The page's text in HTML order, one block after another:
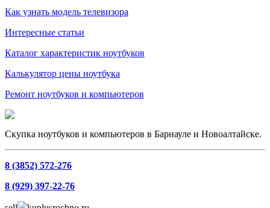
Как узнать модель телевизора
Интересные статьи
Каталог характеристик ноутбуков
Калькулятор цены ноутбука
Ремонт ноутбуков и компьютеров
Скупка ноутбуков и компьютеров в Барнауле и Новоалтайске.
8 (3852) 572-276
8 (929) 397-22-76